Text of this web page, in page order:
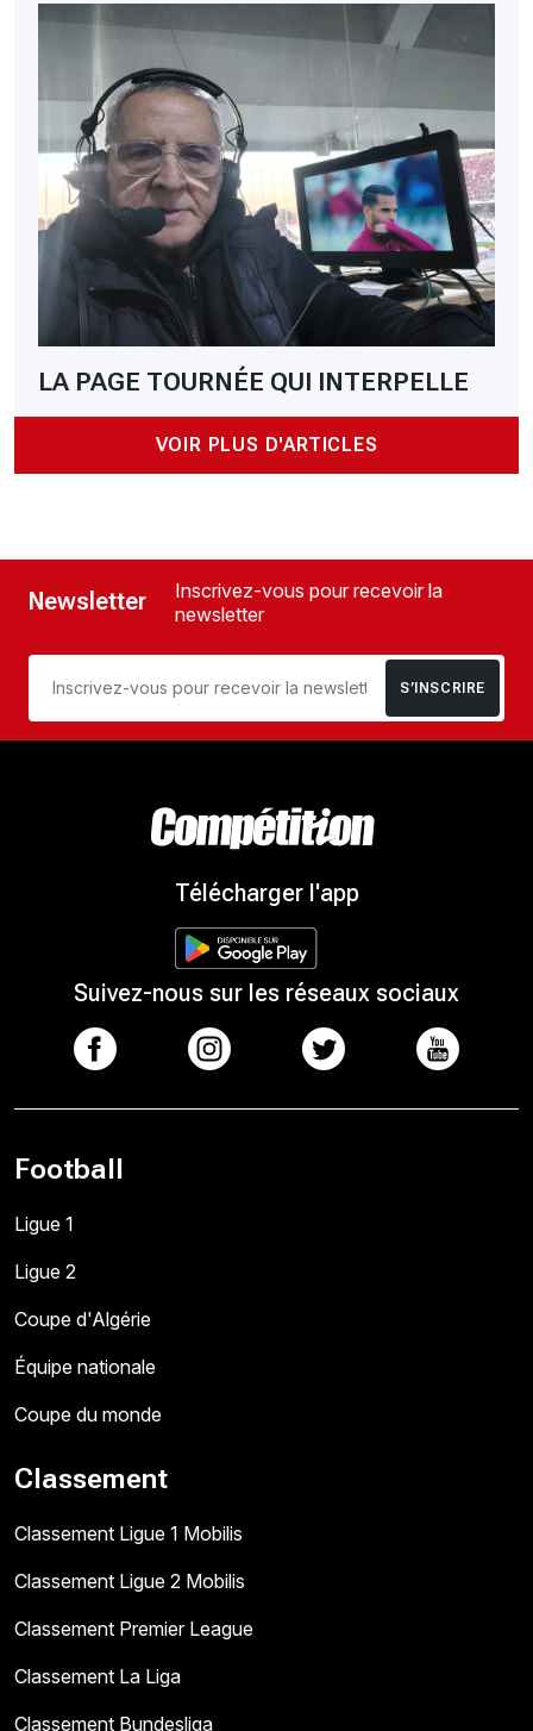
LA PAGE TOURNÉE QUI INTERPELLE
VOIR PLUS D'ARTICLES
Newsletter
Inscrivez-vous pour recevoir la
newsletter
S’INSCRIRE
Télécharger l'app
Suivez-nous sur les réseaux sociaux
Football
Ligue 1
Ligue 2
Coupe d'Algérie
Équipe nationale
Coupe du monde
Classement
Classement Ligue 1 Mobilis
Classement Ligue 2 Mobilis
Classement Premier League
Classement La Liga
Classement Bundesliga